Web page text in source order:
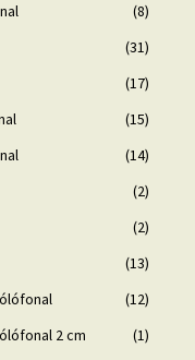
(8)
(31)
(17)
(15)
(14)
(2)
(2)
(13)
(12)
2 cm
(1)